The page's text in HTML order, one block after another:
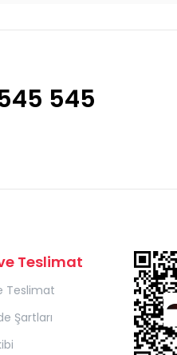
545
Teslimat
Teslimat
Şartları